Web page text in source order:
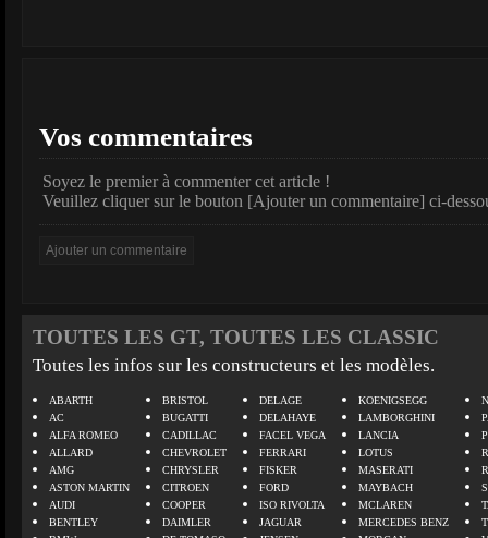
Vos commentaires
Soyez le premier à commenter cet article !
Veuillez cliquer sur le bouton [Ajouter un commentaire] ci-
TOUTES LES GT, TOUTES LES CLASSIC
Toutes les infos sur les constructeurs et les modèles.
ABARTH
AC
ALFA ROMEO
ALLARD
AMG
ASTON MARTIN
AUDI
BENTLEY
BRISTOL
BUGATTI
CADILLAC
CHEVROLET
CHRYSLER
CITROEN
COOPER
DAIMLER
DELAGE
DELAHAYE
FACEL VEGA
FERRARI
FISKER
FORD
ISO RIVOLTA
JAGUAR
KOENIGSEGG
LAMBORGHINI
LANCIA
LOTUS
MASERATI
MAYBACH
MCLAREN
MERCEDES BENZ